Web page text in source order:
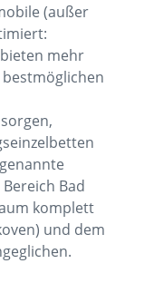
(außer
mehr
Bad
komplett
und dem